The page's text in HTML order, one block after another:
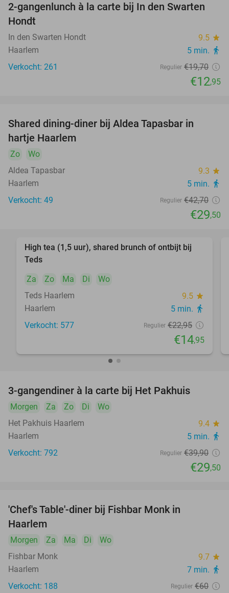
34%
2-gangenlunch à la carte bij In den Swarten
Hondt
In den Swarten Hondt 9.5 star
Haarlem 5 min. directions_walk
Verkocht: 261 Regulier €19,70
€12,95
Shared dining-diner bij Aldea Tapasbar in
hartje Haarlem
Zo
Wo
Aldea Tapasbar
9.3 star
Haarlem 5 min. directions_walk
Verkocht: 49 Regulier €42,70
€29,50
35%
High tea (1,5 uur), shared brunch of ontbijt bij
Teds
Za
Zo Ma Di
Wo
Teds Haarlem
9.5 star
Haarlem 5 min. directions_walk
Verkocht: 577 Regulier €22,95
€14,95
3-gangendiner à la carte bij Het Pakhuis
Morgen Za Zo Di
Wo
Het Pakhuis Haarlem
9.4 star
Haarlem 5 min. directions_walk
Verkocht: 792 Regulier €39,90
€29,50
'Chef's Table'-diner bij Fishbar Monk in
Haarlem
Morgen Za Ma Di
Wo
Fishbar Monk
9.7 star
Haarlem 7 min. directions_walk
Verkocht: 188 Regulier €60